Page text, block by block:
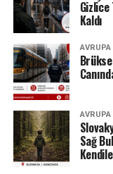
tarafından da
Milyonlarca liralık
üzerinden
makamlarının
durumda.#ahbap
Kaldı
AVRUPA
AVRUPA
Sağ